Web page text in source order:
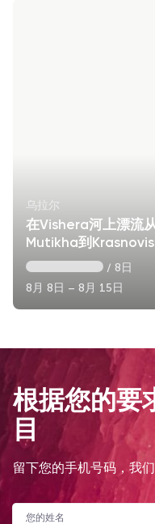
乌拉尔
在Vishera河上漂流
Mutikha到
/ 8日
8月 8日 – 8月 15日
根据您的要
目
留下您的手机号码，我
您的姓名